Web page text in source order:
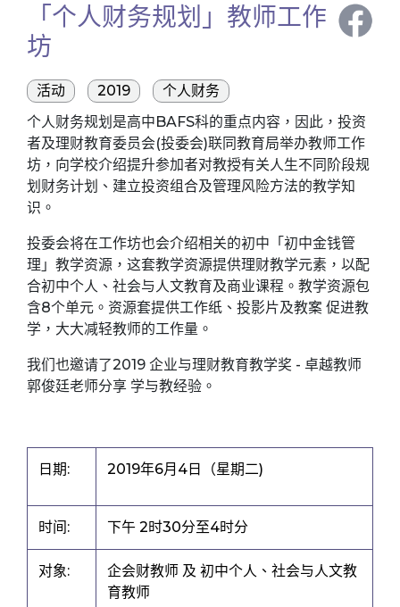
「个人财务规划」教师工作
坊
活动 2019
个人财务
个人财务规划是高中BAFS科的重点内容，因此，投资
者及理财教育委员会(投委会)联同教育局举办教师工作
坊，向学校介绍提升参加者对教授有关人生不同阶段规
划财务计划、建立投资组合及管理风险方法的教学知
识。
投委会将在工作坊也会介绍相关的初中「初中金钱管
理」教学资源，这套教学资源提供理财教学元素，以配
合初中个人、社会与人文教育及商业课程。教学资源包
含8个单元。资源套提供工作纸、投影片及教案 促进教
学，大大减轻教师的工作量。
我们也邀请了2019 企业与理财教育教学奖 - 卓越教师
郭俊廷老师分享 学与教经验。
日期: 2019年6月4日（星期二)
时间: 下午 2时30分至4时分
对象:
企会财教师 及 初中个人、社会与人文教
育教师